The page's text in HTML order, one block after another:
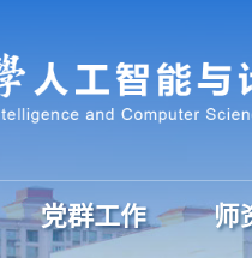
党群工作 师